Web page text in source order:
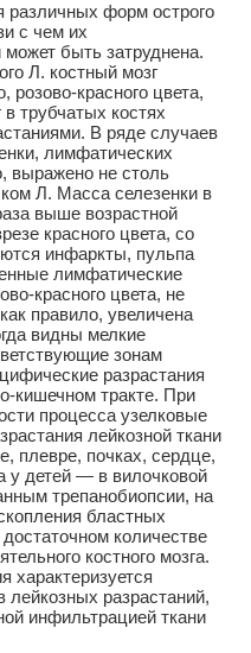
различных форм острого
с чем их
быть затруднена.
Л. костный мозг
розово-красного цвета,
трубчатых костях
В ряде случаев
лимфатических
выражено не столь
Л. Масса селезенки в
выше возрастной
красного цвета, со
инфаркты, пульпа
лимфатические
красного цвета, не
правило, увеличена
видны мелкие
зонам
разрастания
кишечном тракте. При
процесса узелковые
лейкозной ткани
плевре, почках, сердце,
у детей — в вилочковой
трепанобиопсии, на
бластных
количестве
костного мозга.
характеризуется
лейкозных разрастаний,
инфильтрацией ткани